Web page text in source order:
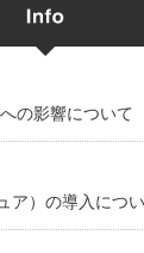
の影響について
ア）の導入につ